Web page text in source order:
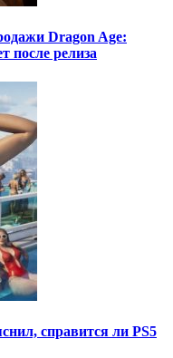
Dragon Age:
после релиза
справится ли PS5